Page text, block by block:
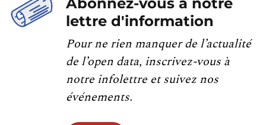
lettre d'information
Pour ne rien manquer de l’actualité
de l’open data, inscrivez-vous à
notre infolettre et suivez nos
événements.